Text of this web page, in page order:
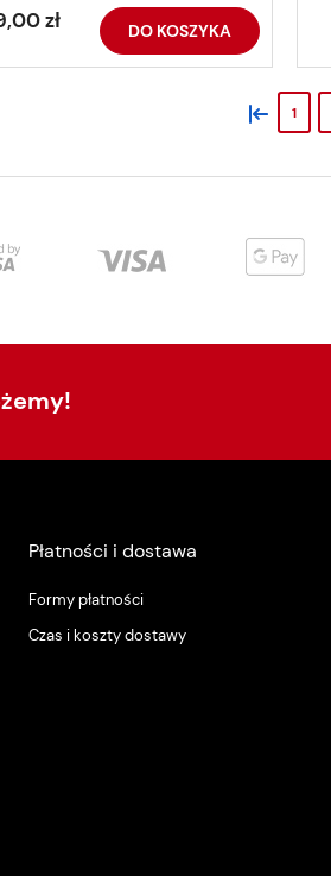
zł DO KOSZYKA
« 1
Płatności i dostawa
Formy płatności
Czas i koszty dostawy